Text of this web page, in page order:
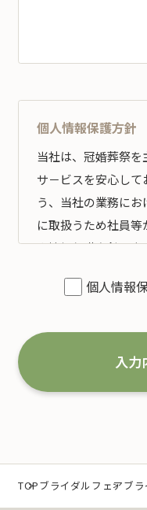
個人情報保護方針
当社は、冠婚葬祭
サ－ビスを安心し
う、当社の業務に
に取扱うため社員
人情報保護方針を
1.事業の内容及び
特定するとともに
用目的の達成に必要
個人情報
入力
TOPブライダルフェアブ